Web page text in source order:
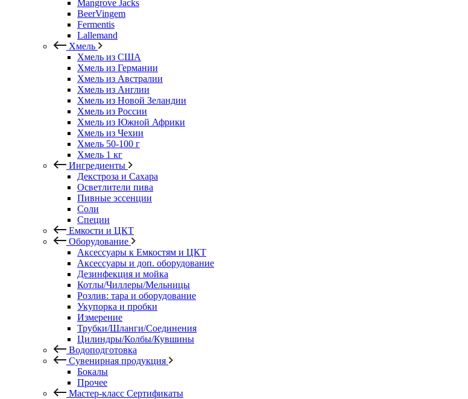
Mangrove Jacks
BeerVingem
Fermentis
Lallemand
Хмель
Хмель из США
Хмель из Германии
Хмель из Австралии
Хмель из Англии
Хмель из Новой Зеландии
Хмель из России
Хмель из Южной Африки
Хмель из Чехии
Хмель 50-100 г
Хмель 1 кг
Ингредиенты
Декстроза и Сахара
Осветлители пива
Пивные эссенции
Соли
Специи
Емкости и ЦКТ
Оборудование
Аксессуары к Емкостям и ЦКТ
Аксессуары и доп. оборудование
Дезинфекция и мойка
Котлы/Чиллеры/Мельницы
Розлив: тара и оборудование
Укупорка и пробки
Измерение
Трубки/Шланги/Соединения
Цилиндры/Колбы/Кувшины
Водоподготовка
Сувенирная продукция
Бокалы
Прочее
Мастер-класс Сертификаты